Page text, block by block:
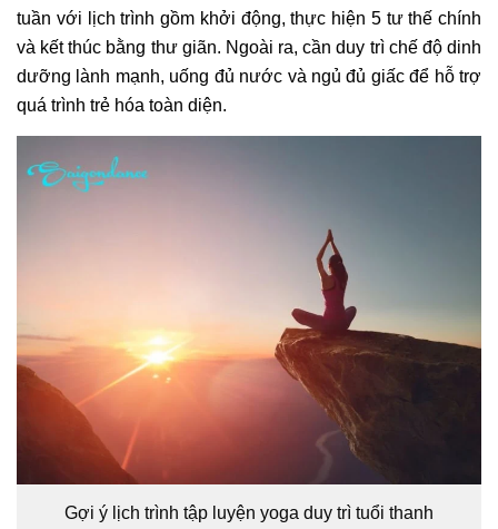
tuần với lịch trình gồm khởi động, thực hiện 5 tư thế chính
và kết thúc bằng thư giãn. Ngoài ra, cần duy trì chế độ dinh
dưỡng lành mạnh, uống đủ nước và ngủ đủ giấc để hỗ trợ
quá trình trẻ hóa toàn diện.
Gợi ý lịch trình tập luyện yoga duy trì tuổi thanh